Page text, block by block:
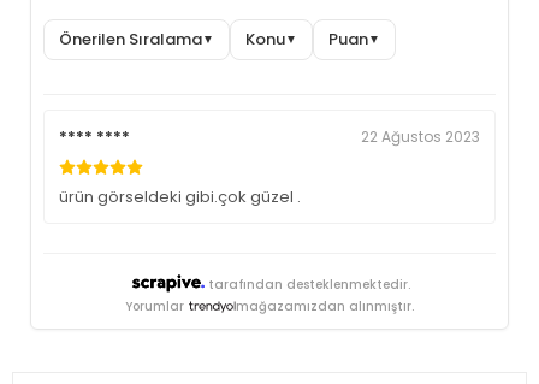
Önerilen Sıralama▼ Konu▼ Puan▼
**** **** 22 Ağustos 2023
ürün görseldeki gibi.çok güzel .
tarafından desteklenmektedir.
Yorumlar
mağazamızdan alınmıştır.